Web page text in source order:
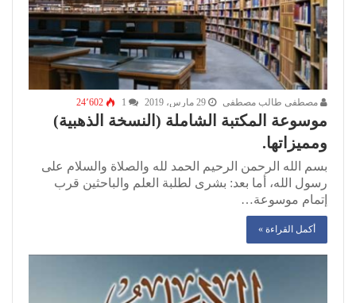
مصطفى طالب مصطفى 29 مارس، 2019 24٬602
موسوعة المكتبة الشاملة (النسخة الذهبية)
ومميزاتها.
بسم الله الرحمن الرحيم الحمد لله والصلاة والسلام على
رسول الله، أما بعد: بشرى لطلبة العلم والباحثين قرب
إتمام موسوعة…
أكمل القراءة »